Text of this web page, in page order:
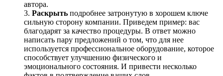
автора.
Раскрыть подробнее затронутую в хорошем ключе
сильную сторону компании. Приведем пример: вас
благодарят за качество процедуры. В ответ можно
написать пару предложений о том, что для нее
используется профессиональное оборудование, которое
способствует улучшению физического и
эмоционального состояния. И привести несколько